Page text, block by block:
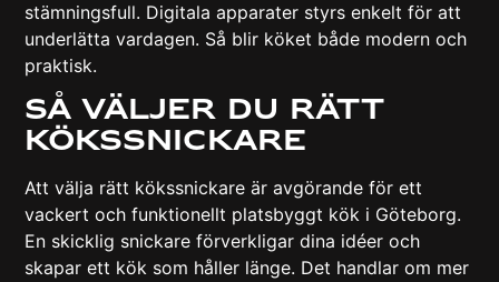
stämningsfull. Digitala apparater styrs enkelt för att
underlätta vardagen. Så blir köket både modern och
praktisk.
Så Väljer Du Rätt
Kökssnickare
Att välja rätt kökssnickare är avgörande för ett
vackert och funktionellt platsbyggt kök i Göteborg.
En skicklig snickare förverkligar dina idéer och
skapar ett kök som håller länge. Det handlar om mer